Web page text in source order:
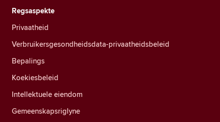
Regsaspekte
Privaatheid
Verbruikersgesondheidsdata-privaatheidsbeleid
Bepalings
Koekiesbeleid
Intellektuele eiendom
Gemeenskapsriglyne